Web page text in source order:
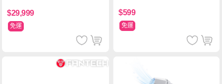
n11/二年保)
$29,999
免運
$599
免運